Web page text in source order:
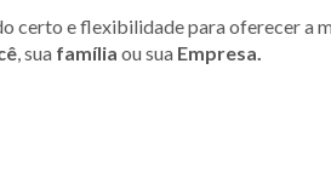
certo e flexibilidade para oferecer a
, sua família ou sua Empresa.